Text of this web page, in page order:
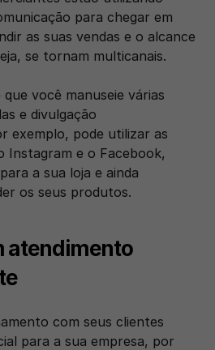
para chegar em
as suas vendas e o alcance
se tornam multicanais.
você manuseie várias
e divulgação
exemplo, pode utilizar as
Instagram e o Facebook,
a sua loja e ainda
os seus produtos.
atendimento
com seus clientes
para a sua empresa, por